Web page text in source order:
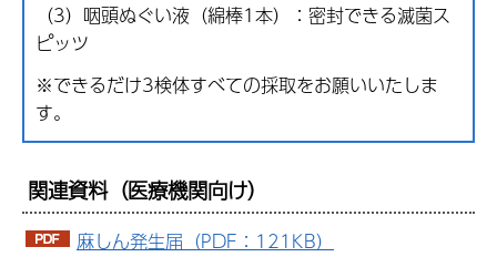
（3）咽頭ぬぐい液（綿棒1本）：密封できる滅菌ス
ピッツ
※できるだけ3検体すべての採取をお願いいたしま
す。
関連資料（医療機関向け）
麻しん発生届（PDF：121KB）